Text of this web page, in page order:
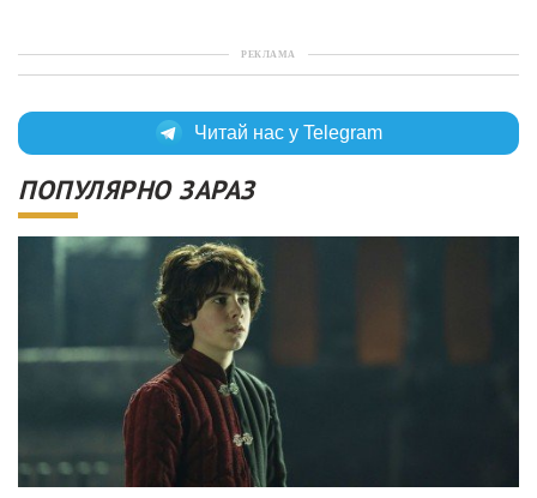
РЕКЛАМА
Читай нас у Telegram
ПОПУЛЯРНО ЗАРАЗ